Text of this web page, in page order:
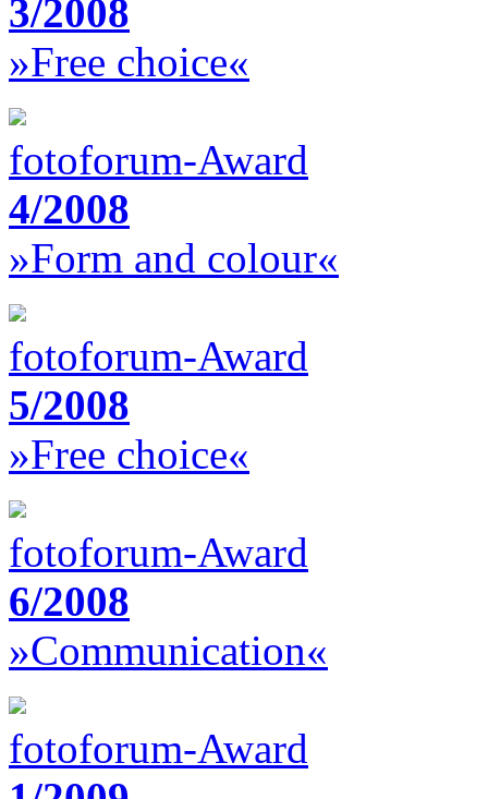
3/2008
»Free choice«
fotoforum-Award
4/2008
»Form and colour«
fotoforum-Award
5/2008
»Free choice«
fotoforum-Award
6/2008
»Communication«
fotoforum-Award